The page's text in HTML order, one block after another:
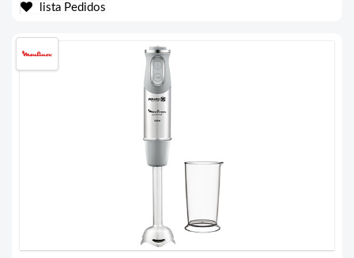
lista Pedidos